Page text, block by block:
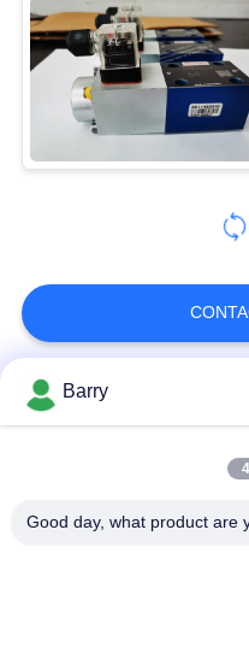
populaire
Barry
Good day, what product are